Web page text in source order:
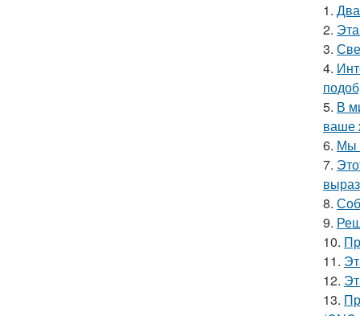
1.
2.
3.
4.
5. В
ваше
6. Мы
7.
8.
9.
10.
11.
12.
13.